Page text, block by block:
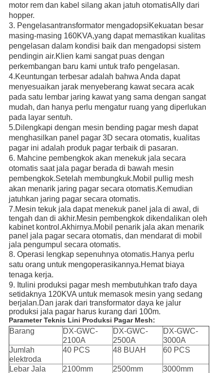
motor rem dan kabel silang akan jatuh otomatisAl ly dari
hopper.
3. Pengelasantransformator mengadopsiKekuatan besar
masing-masing 160KVA,yang dapat memastikan kualitas
pengelasan dalam kondisi baik dan mengadopsi sistem
pendingin air.Klien kami sangat puas dengan
perkembangan baru kami untuk trafo pengelasan.
4.Keuntungan terbesar adalah bahwaAnda dapat
menyesuaikan jarak menyeberang kawat secara acak
pada satu lembar jaring kawat yang sama dengan sangat
mudah, dan hanya perlu mengatur ruang yang diperlukan
pada layar sentuh.
5.Dilengkapi dengan mesin bending pagar mesh dapat
menghasilkan panel pagar 3D secara otomatis, kualitas
pagar ini adalah produk pagar terbaik di pasaran.
6. Mahcine pembengkok akan menekuk jala secara
otomatis saat jala pagar berada di bawah mesin
pembengkok.Setelah membungkuk.Mobil pullig mesh
akan menarik jaring pagar secara otomatis.Kemudian
jatuhkan jaring pagar secara otomatis.
7.Mesin tekuk jala dapat menekuk panel jala di awal, di
tengah dan di akhir.Mesin pembengkok dikendalikan oleh
kabinet kontrol.Akhirnya.Mobil penarik jala akan menarik
panel jala pagar secara otomatis, dan mendarat di mobil
jala pengumpul secara otomatis.
8. Operasi lengkap sepenuhnya otomatis.Hanya perlu
satu orang untuk mengoperasikannya.Hemat biaya
tenaga kerja.
9. Itu lini produksi pagar mesh membutuhkan trafo daya
setidaknya 120KVA untuk memasok mesin yang sedang
berjalan.Dan jarak dari transformator daya ke jalur
produksi jala pagar harus kurang dari 100m.
Parameter Teknis Lini Produksi Pagar Mesh:
Barang
DX-GWC-
2100A
DX-GWC-
2500A
DX-GWC-
3000A
Jumlah
elektroda
40 PCS 48 BUAH 60 PCS
Lebar Jala 2100mm 2500mm 3000mm